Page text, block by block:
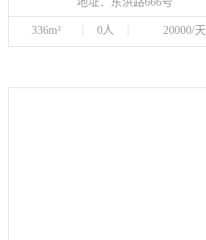
336m² 0人 20000/天